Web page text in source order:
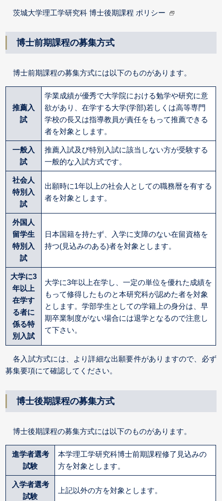
茨城大学理工学研究科 博士後期課程 ポリシー
博士前期課程の募集方式
博士前期課程の募集方式には以下のものがあります。
推薦入
試
学業成績が優秀で大学院における勉学や研究に意
欲があり、在学する大学(学部)若しくは高等専門
学校の長又は指導教員が責任をもって推薦できる
者を対象とします。
一般入
試
推薦入試及び特別入試に該当しない方が受験する
一般的な入試方式です。
社会人
特別入
試
出願時に1年以上の社会人としての職務暦を有する
者を対象とします。
外国人
留学生
特別入
試
日本国籍を持たず、入学に支障のない在留資格を
持つ(見込みのある)者を対象とします。
大学に3
年以上
在学す
る者に
係る特
別入試
大学に3年以上在学し、一定の単位を優れた成績を
もって修得したものと本研究科が認めた者を対象
とします。学部学生としての学籍上の身分は、早
期卒業制度がない場合には退学となるので注意し
て下さい。
各入試方式には、より詳細な出願要件がありますので、必ず
募集要項にて確認してください。
博士後期課程の募集方式
博士後期課程の募集方式には以下のものがあります。
進学者選考
試験
本学理工学研究科博士前期課程修了見込みの
方を対象とします。
入学者選考
試験
上記以外の方を対象とします。